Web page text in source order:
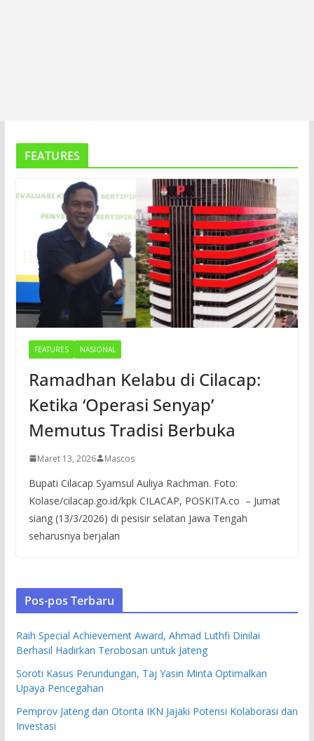
FEATURES
FEATURES NASIONAL
Ramadhan Kelabu di Cilacap:
Ketika ‘Operasi Senyap’
Memutus Tradisi Berbuka
Maret 13, 2026 Mascos
Bupati Cilacap Syamsul Auliya Rachman. Foto:
Kolase/cilacap.go.id/kpk CILACAP, POSKITA.co – Jumat
siang (13/3/2026) di pesisir selatan Jawa Tengah
seharusnya berjalan
Pos-pos Terbaru
Raih Special Achievement Award, Ahmad Luthfi Dinilai
Berhasil Hadirkan Terobosan untuk Jateng
Soroti Kasus Perundungan, Taj Yasin Minta Optimalkan
Upaya Pencegahan
Pemprov Jateng dan Otorita IKN Jajaki Potensi Kolaborasi dan
Investasi